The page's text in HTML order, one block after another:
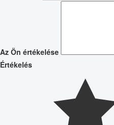
Az Ön értékelése
Értékelés